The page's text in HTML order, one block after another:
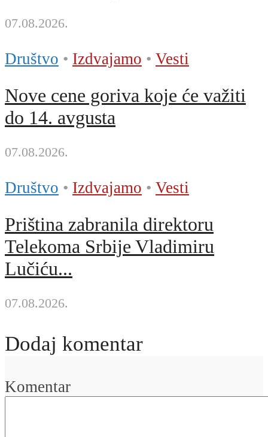
07.08.2026.
Društvo • Izdvajamo • Vesti
Nove cene goriva koje će važiti
do 14. avgusta
07.08.2026.
Društvo • Izdvajamo • Vesti
Priština zabranila direktoru
Telekoma Srbije Vladimiru
Lučiću...
07.08.2026.
Dodaj komentar
Komentar